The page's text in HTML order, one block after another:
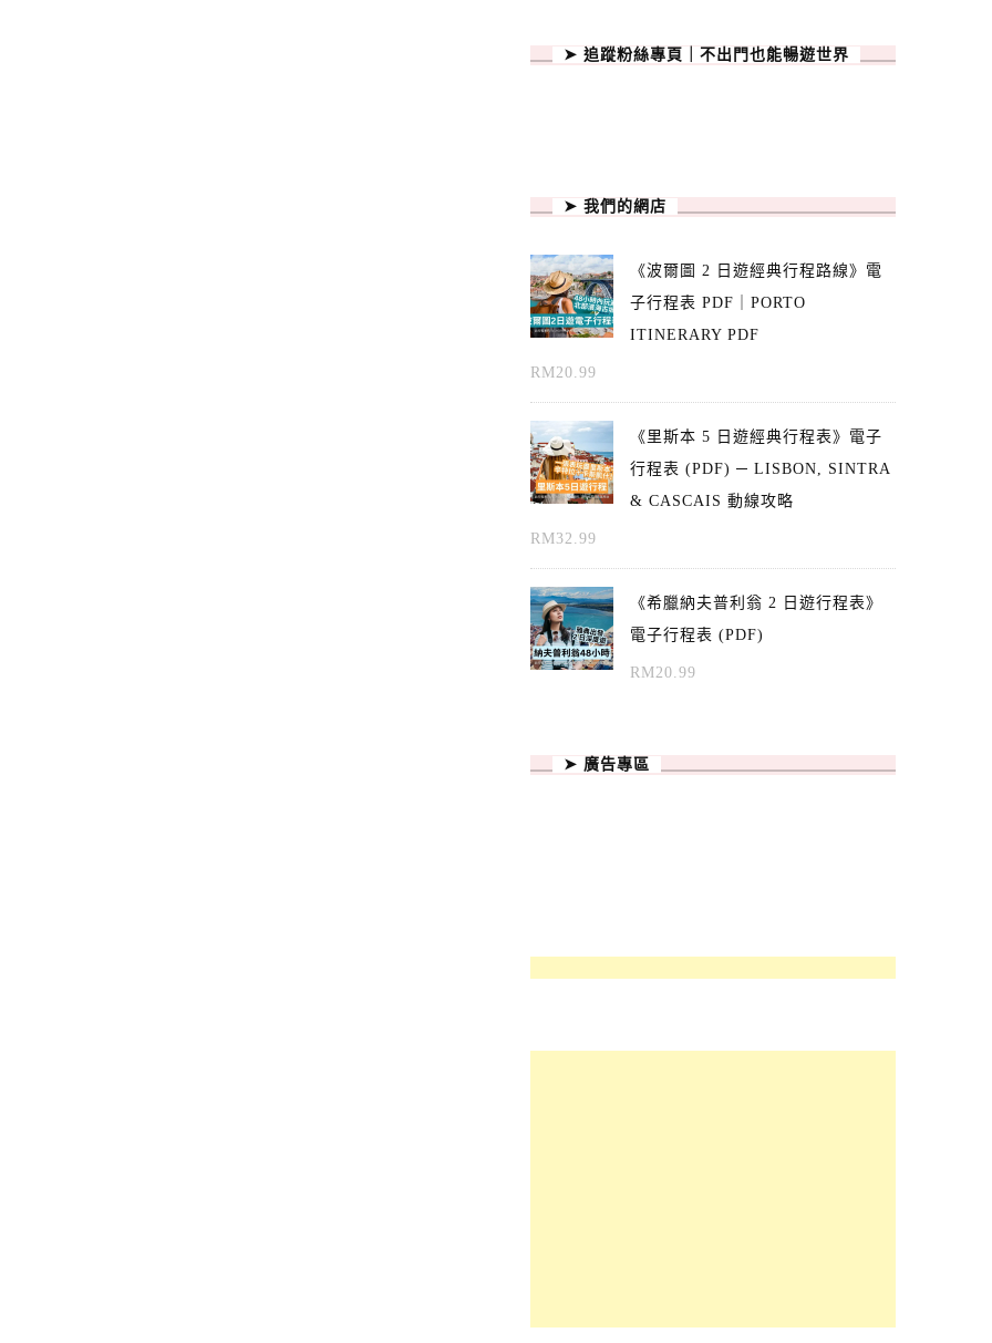
➤ 追蹤粉絲專頁｜不出門也能暢遊世界
➤ 我們的網店
《波爾圖 2 日遊經典行程路線》電
子行程表 PDF｜PORTO
ITINERARY PDF
RM20.99
《里斯本 5 日遊經典行程表》電子
行程表 (PDF) ─ LISBON, SINTRA
& CASCAIS 動線攻略
RM32.99
《希臘納夫普利翁 2 日遊行程表》
電子行程表 (PDF)
RM20.99
➤ 廣告專區